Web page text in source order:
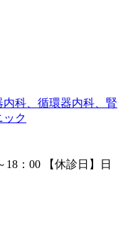
18：00
【休診日】日